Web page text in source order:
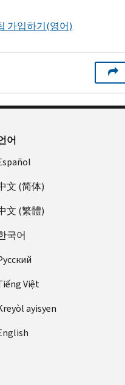
가입하기(영어)
어
文 (简体)
文 (繁體)
국어
Việt
ayisyen